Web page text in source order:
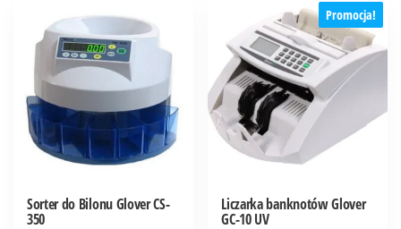
Sorter do Bilonu Glover CS-
350
Promocja!
Liczarka banknotów Glover
GC-10 UV